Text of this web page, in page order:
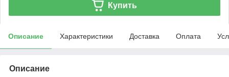
Купить
Описание Характеристики Доставка Оплата
Описание